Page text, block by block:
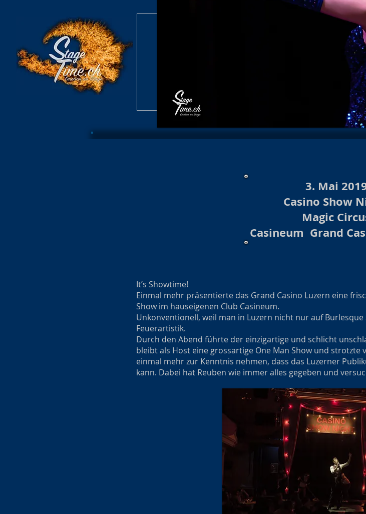
Konzert/Show 2026
Konzerte/Shows
Burlesque
Konzerte/
Konzert
Burlesque Revues Archiv 2018/19
Burlesque Revue
3. Mai
Casino Show
Magic
Casineum Grand
It’s Showtime!
Einmal mehr präsentierte das Grand Casino Luzern eine
Show im hauseigenen Club Casineum.
Unkonventionell, weil man in Luzern nicht nur auf
Feuerartistik.
Durch den Abend führte der einzigartige und schlicht
bleibt als Host eine grossartige One Man Show und
einmal mehr zur Kenntnis nehmen, dass das Luzerner
kann. Dabei hat Reuben wie immer alles gegeben und